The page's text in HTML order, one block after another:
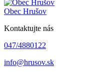
Obec Hrušov
Kontaktujte nás
047/4880122
info@hrusov.sk